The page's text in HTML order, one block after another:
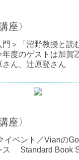
座〉
＞「沼野教授と読
度のゲストは加賀
ん、辻原登さん
座〉
イベント／Vianの
ス Standard Book